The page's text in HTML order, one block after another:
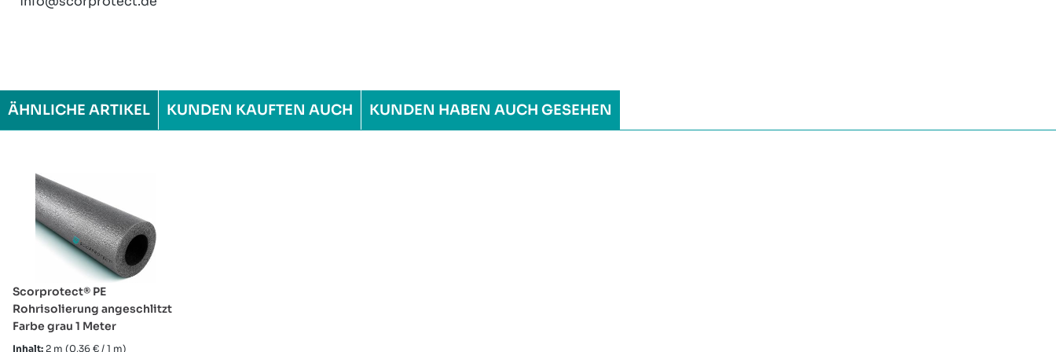
ÄHNLICHE ARTIKEL KUNDEN KAUFTEN AUCH KUNDEN HABEN AUCH GESEHEN
Scorprotect® PE
Rohrisolierung angeschlitzt
Farbe grau 1 Meter
Inhalt: 2 m (0,36 € / 1 m)